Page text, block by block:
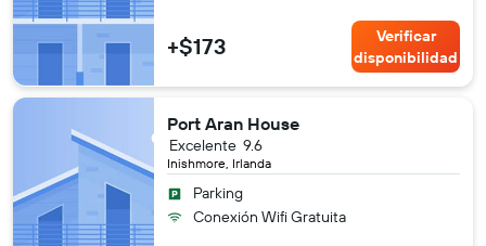
+$173
Verificar
disponibilidad
Port Aran House
Inishmore, Irlanda
9.6
Excelente
Parking
Conexión Wifi Gratuita